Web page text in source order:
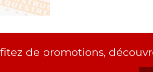
de promotions,